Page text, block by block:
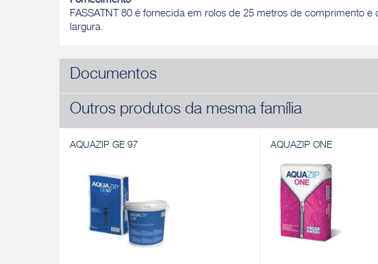
FASSATNT 80 é fornecida em rolos de 25 metros de comprimento e
largura.
Documentos
Outros produtos da mesma família
AQUAZIP GE 97 AQUAZIP ONE